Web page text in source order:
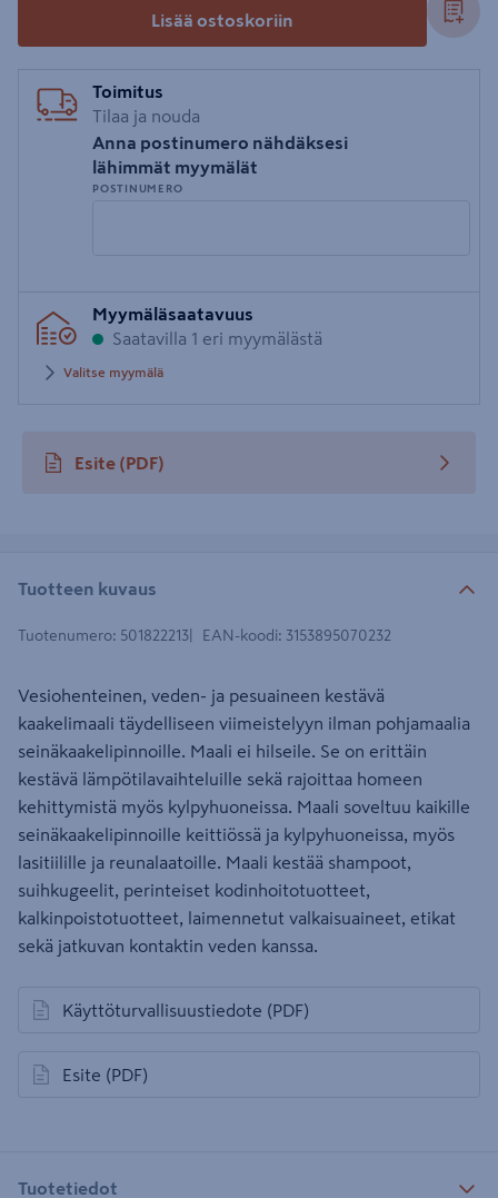
Lisää ostoskoriin
Toimitus
Tilaa ja nouda
Anna postinumero nähdäksesi
lähimmät myymälät
POSTINUMERO
postinumero
Myymäläsaatavuus
Saatavilla 1 eri myymälästä
Valitse myymälä
Esite (PDF)
avautuu uuteen välilehteen
Tuotteen kuvaus
Tuotenumero: 501822213 EAN-koodi: 3153895070232
Vesiohenteinen, veden- ja pesuaineen kestävä
kaakelimaali täydelliseen viimeistelyyn ilman pohjamaalia
seinäkaakelipinnoille. Maali ei hilseile. Se on erittäin
kestävä lämpötilavaihteluille sekä rajoittaa homeen
kehittymistä myös kylpyhuoneissa. Maali soveltuu kaikille
seinäkaakelipinnoille keittiössä ja kylpyhuoneissa, myös
lasitiilille ja reunalaatoille. Maali kestää shampoot,
suihkugeelit, perinteiset kodinhoitotuotteet,
kalkinpoistotuotteet, laimennetut valkaisuaineet, etikat
sekä jatkuvan kontaktin veden kanssa.
Käyttöturvallisuustiedote (PDF)
avautuu uuteen välilehteen
Esite (PDF)
avautuu uuteen välilehteen
Tuotetiedot